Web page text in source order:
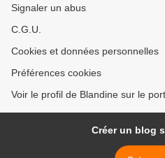
Signaler un abus
C.G.U.
Cookies et données personnelles
Préférences cookies
Voir le profil de Blandine sur le
Créer un blog